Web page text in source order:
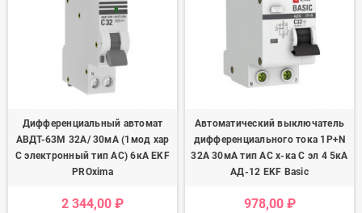
Дифференциальный автомат
АВДТ-63М 32А/ 30мА (1мод хар
C электронный тип AС) 6кА EKF
PROxima
2 344,00 ₽
Автоматический выключатель
дифференциального тока 1P+N
32А 30мА тип АС х-ка C эл 4 5кА
АД-12 EKF Basic
978,00 ₽